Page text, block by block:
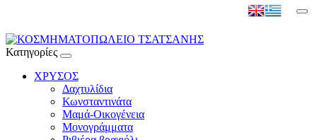
Κατηγορίες
ΧΡΥΣΟΣ
Δαχτυλίδια
Κωνσταντινάτα
Μαμά-Οικογένεια
Μονογράμματα